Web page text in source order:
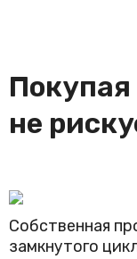
не
Собственная
замкнутого